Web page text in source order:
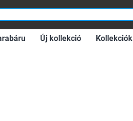
Új kollekció Kollekciók